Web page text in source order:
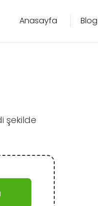
Anasayfa Blog
şekilde